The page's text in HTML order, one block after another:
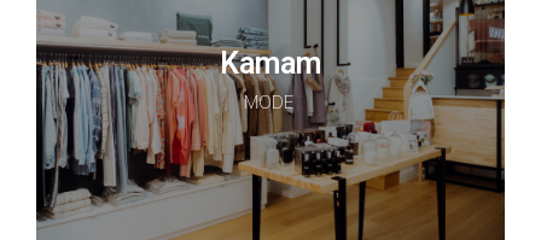
Kamam
MODE